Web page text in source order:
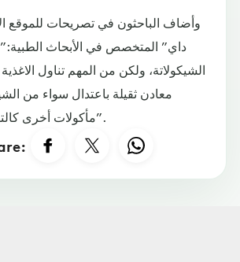
وأضاف الباحثون في تصريحات للموقع
داي” المتخصص في الأبحاث
الشيكولاتة، ولكن من المهم تناول
معادن ثقيلة باعتدال سواء من
مأكولات أخرى كالتونة أو الأرز البني”.